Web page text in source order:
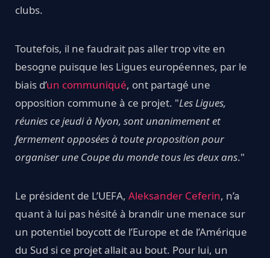
clubs.
Toutefois, il ne faudrait pas aller trop vite en
besogne puisque les Ligues européennes, par le
biais d’un communiqué, ont partagé une
opposition commune à ce projet. "Les Ligues,
réunies ce jeudi à Nyon, sont unanimement et
fermement opposées à toute proposition pour
organiser une Coupe du monde tous les deux ans."
Le président de L’UEFA, Aleksander Ceferin, n’a
quant à lui pas hésité à brandir une menace sur
un potentiel boycott de l’Europe et de l’Amérique
du Sud si ce projet allait au bout. Pour lui, un